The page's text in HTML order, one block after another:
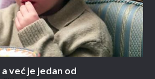
već je jedan od